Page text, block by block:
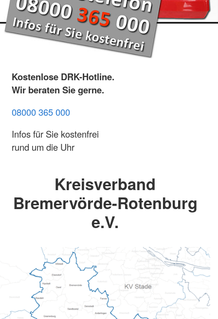
Kostenlose DRK-Hotline.
Wir beraten Sie gerne.
08000 365 000
Infos für Sie kostenfrei
rund um die Uhr
Kreisverband
Bremervörde-Rotenburg
e.V.